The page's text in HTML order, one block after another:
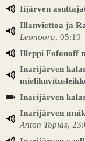
Iijärven
Illanviettoa ja
Leonoora, 05:19
Illeppi Fofonoff
Inarijärven
Inarijärven
Inarijärven
Anton Topias,